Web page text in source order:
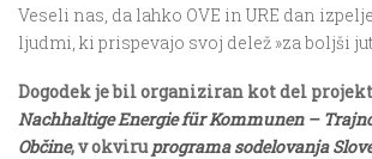
Veseli nas, da lahko OVE in URE dan
ljudmi, ki prispevajo svoj delež »za boljši
Dogodek je bil organiziran kot del
Nachhaltige Energie für Kommunen –
Občine, v okviruprograma sodelovanja